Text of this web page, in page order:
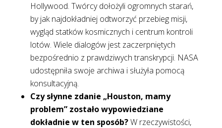
Hollywood. Twórcy dołożyli ogromnych starań,
by jak najdokładniej odtworzyć przebieg misji,
wygląd statków kosmicznych i centrum kontroli
lotów. Wiele dialogów jest zaczerpniętych
bezpośrednio z prawdziwych transkrypcji. NASA
udostępniła swoje archiwa i służyła pomocą
konsultacyjną.
Czy słynne zdanie „Houston, mamy
problem” zostało wypowiedziane
dokładnie w ten sposób?W rzeczywistości,